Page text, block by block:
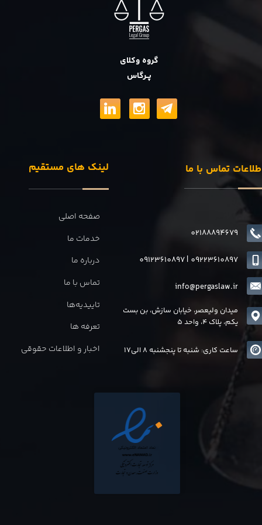
گروه وکلای
پــرگاس
لینک های مستقیم
صفحه اصلی
خدمات ما
درباره ما
تماس با ما
تاییدیه‌ها
تعرفه ها
اخبار و اطلاعات حقوقی
تماس با ما
02188894679
info@pergaslaw.ir
09123610897| 09223610897
میدان ولیعصر، خیابان سازش، بن بست
یکم، پلاک 4، واحد 5
ساعت کاری: شنبه تا پنجشنبه 8 الی17